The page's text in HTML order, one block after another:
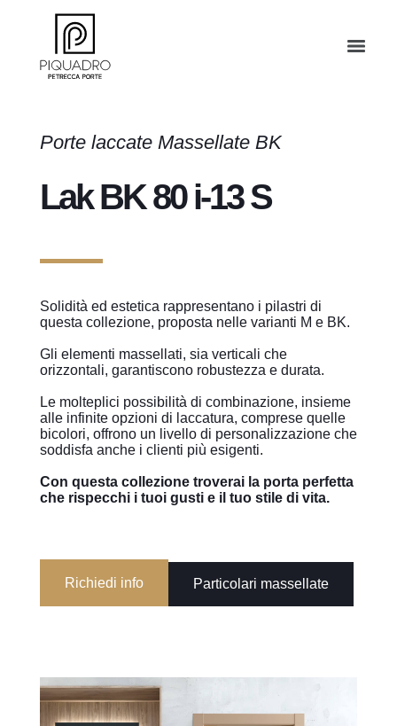
Porte laccate Massellate BK
Lak BK 80 i-13 S
Solidità ed estetica rappresentano i pilastri di
questa collezione, proposta nelle varianti M e BK.
Gli elementi massellati, sia verticali che
orizzontali, garantiscono robustezza e durata.
Le molteplici possibilità di combinazione, insieme
alle infinite opzioni di laccatura, comprese quelle
bicolori, offrono un livello di personalizzazione che
soddisfa anche i clienti più esigenti.
Con questa collezione troverai la porta perfetta
che rispecchi i tuoi gusti e il tuo stile di vita.
Richiedi info Particolari massellate